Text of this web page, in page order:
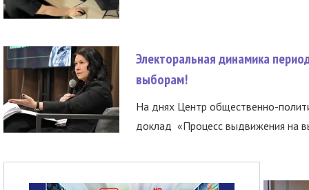
Электоральная динамика
выборам!
На днях Центр общественно-
доклад «Процесс выдвижения на